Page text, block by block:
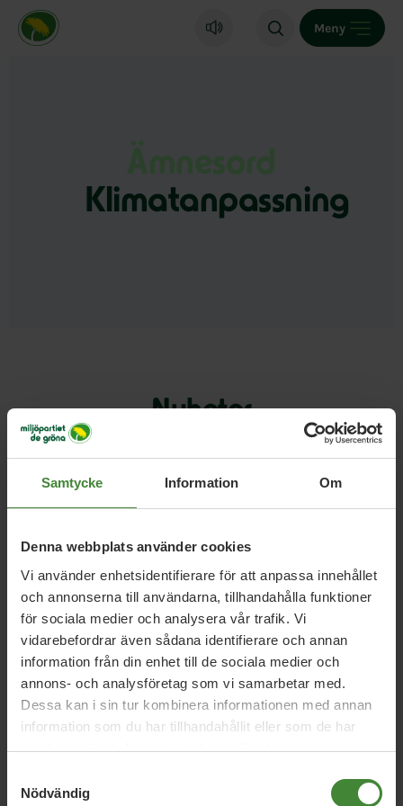
Samtycke Information Om
Denna webbplats använder cookies
Vi använder enhetsidentifierare för att anpassa innehållet
och annonserna till användarna, tillhandahålla funktioner
för sociala medier och analysera vår trafik. Vi
vidarebefordrar även sådana identifierare och annan
information från din enhet till de sociala medier och
annons- och analysföretag som vi samarbetar med.
Dessa kan i sin tur kombinera informationen med annan
information som du har tillhandahållit eller som de har
samlat in när du har använt deras tjänster.
Nödvändig
Miljöpartiet de gröna, startsida
Meny
Klimatanpassning
Nyheter
Sök i nyheter
Visa resultat